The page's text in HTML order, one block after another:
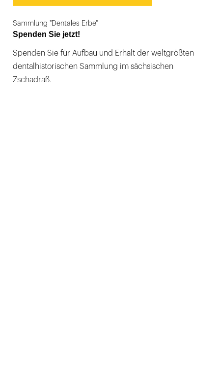
Sammlung "Dentales Erbe"
Spenden Sie jetzt!
Spenden Sie für Aufbau und Erhalt der weltgrößten
dentalhistorischen Sammlung im sächsischen
Zschadraß.